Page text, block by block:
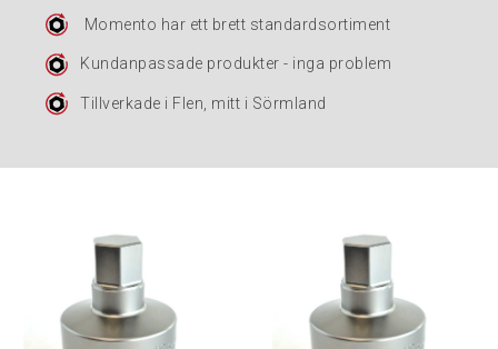
Momento har ett brett standardsortiment
Kundanpassade produkter - inga problem
Tillverkade i Flen, mitt i Sörmland